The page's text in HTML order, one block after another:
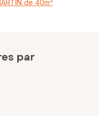
de 40m²
par